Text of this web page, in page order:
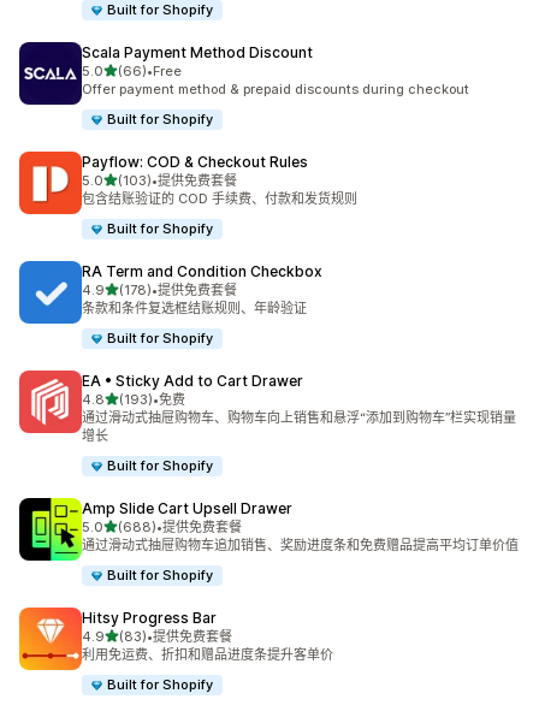
Built for Shopify
Scala Payment Method Discount
5.0星（满分 5 星）
(66)
总共 66 条评论
•Free
Offer payment method & prepaid discounts during checkout
Built for Shopify
Payflow: COD & Checkout Rules
5.0星（满分 5 星）
(103)
总共 103 条评论
•提供免费套餐
包含结账验证的 COD 手续费、付款和发货规则
Built for Shopify
RA Term and Condition Checkbox
4.9星（满分 5 星）
(178)
总共 178 条评论
•提供免费套餐
条款和条件复选框结账规则、年龄验证
Built for Shopify
EA • Sticky Add to Cart Drawer
4.8星（满分 5 星）
(193)
总共 193 条评论
•免费
通过滑动式抽屉购物车、购物车向上销售和悬浮“添加到购物车”栏实现销量
增长
Built for Shopify
Amp Slide Cart Upsell Drawer
5.0星（满分 5 星）
(688)
总共 688 条评论
•提供免费套餐
通过滑动式抽屉购物车追加销售、奖励进度条和免费赠品提高平均订单价值
Built for Shopify
Hitsy Progress Bar
4.9星（满分 5 星）
(83)
总共 83 条评论
•提供免费套餐
利用免运费、折扣和赠品进度条提升客单价
Built for Shopify